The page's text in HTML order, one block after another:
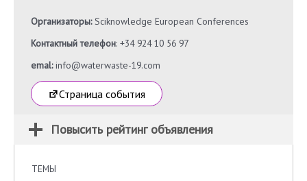
Организаторы:Sciknowledge European Conferences
Контактный телефон: +34 924 10 56 97
emal:info@waterwaste-19.com
Страница события
Повысить рейтинг объявления
ТЕМЫ